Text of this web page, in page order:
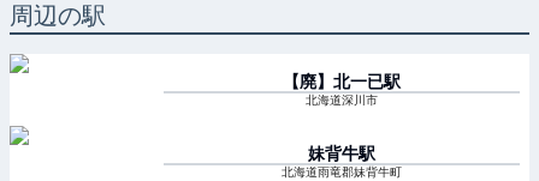
周辺の駅
【廃】北一已駅
北海道深川市
妹背牛駅
北海道雨竜郡妹背牛町